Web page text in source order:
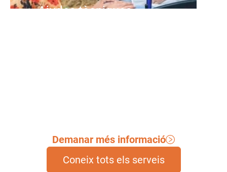
Ajudes tècniques
Demanar més informació
Coneix tots els serveis